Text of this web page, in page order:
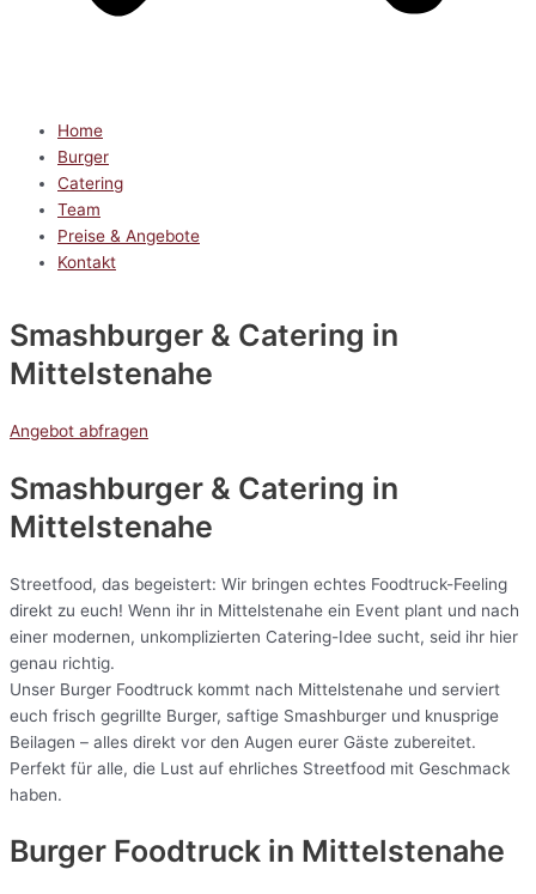
Home
Burger
Catering
Team
Preise & Angebote
Kontakt
Smashburger & Catering in
Mittelstenahe
Angebot abfragen
Smashburger & Catering in
Mittelstenahe
Streetfood, das begeistert: Wir bringen echtes Foodtruck-Feeling
direkt zu euch! Wenn ihr in Mittelstenahe ein Event plant und nach
einer modernen, unkomplizierten Catering-Idee sucht, seid ihr hier
genau richtig.
Unser Burger Foodtruck kommt nach Mittelstenahe und serviert
euch frisch gegrillte Burger, saftige Smashburger und knusprige
Beilagen – alles direkt vor den Augen eurer Gäste zubereitet.
Perfekt für alle, die Lust auf ehrliches Streetfood mit Geschmack
haben.
Burger Foodtruck in Mittelstenahe